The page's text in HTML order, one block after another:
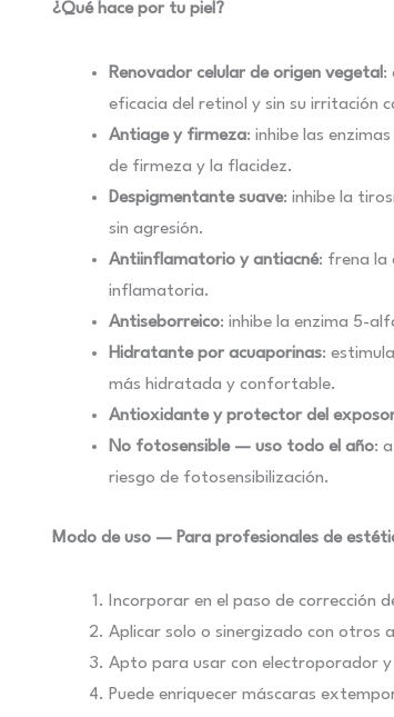
¿Qué hace por tu piel?
Renovador celular de origen vegetal :
eficacia del retinol y sin su irritación
Antiage y firmeza: inhibe las
de firmeza y la flacidez.
Despigmentante suave: inhibe la
sin agresión.
Antiinflamatorio y antiacné: frena la
inflamatoria.
Antiseborreico: inhibe la enzima 5-
Hidratante por acuaporinas:
más hidratada y confortable.
Antioxidante y protector del
No fotosensible — uso todo el año:
riesgo de fotosensibilización.
Modo de uso — Para profesionales de
Incorporar en el paso de corrección
Aplicar solo o sinergizado con otros
Apto para usar con electroporador y
Puede enriquecer máscaras